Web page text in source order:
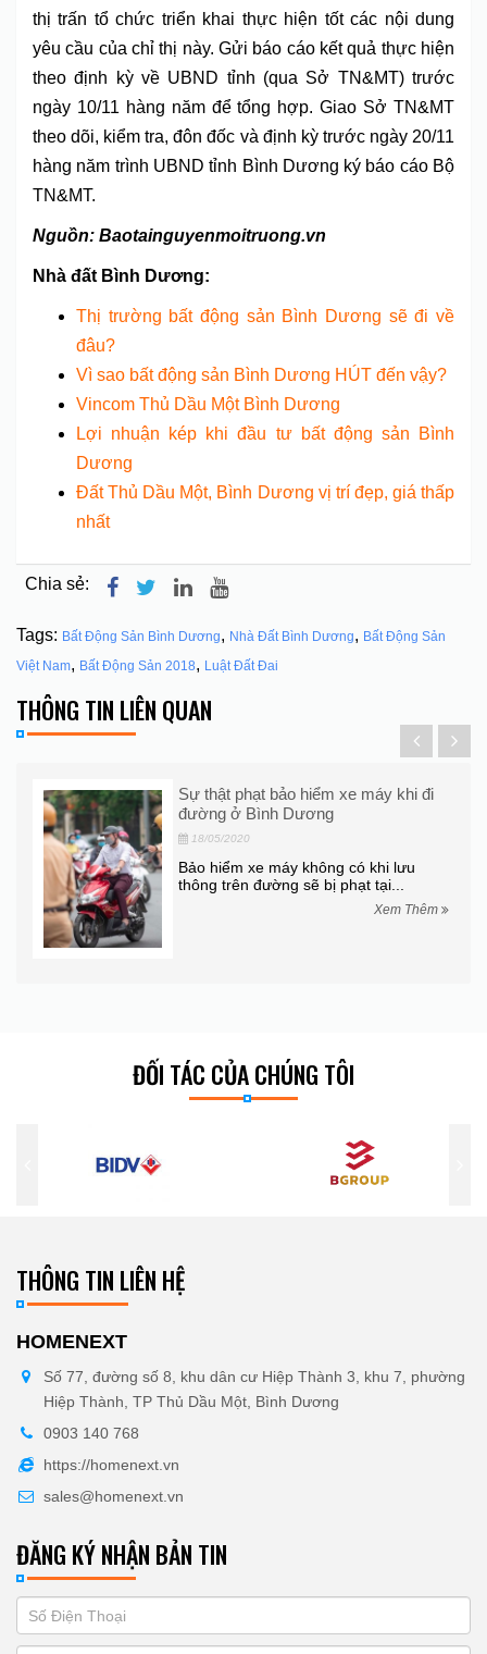
thị trấn tổ chức triển khai thực hiện tốt các nội dung
yêu cầu của chỉ thị này. Gửi báo cáo kết quả thực hiện
theo định kỳ về UBND tỉnh (qua Sở TN&MT) trước
ngày 10/11 hàng năm để tổng hợp. Giao Sở TN&MT
theo dõi, kiểm tra, đôn đốc và định kỳ trước ngày 20/11
hàng năm trình UBND tỉnh Bình Dương ký báo cáo Bộ
TN&MT.
Nguồn: Baotainguyenmoitruong.vn
Nhà đất Bình Dương:
Thị trường bất động sản Bình Dương sẽ đi về
đâu?
Vì sao bất động sản Bình Dương HÚT đến vậy?
Vincom Thủ Dầu Một Bình Dương
Lợi nhuận kép khi đầu tư bất động sản Bình
Dương
Đất Thủ Dầu Một, Bình Dương vị trí đẹp, giá thấp
nhất
Chia sẻ:
Tags: Bất Động Sản Bình Dương, Nhà Đất Bình Dương, Bất Động Sản
Việt Nam, Bất Động Sản 2018, Luật Đất Đai
THÔNG TIN LIÊN QUAN
Sự thật phạt bảo hiểm xe máy khi đi
đường ở Bình Dương
18/05/2020
Bảo hiểm xe máy không có khi lưu
thông trên đường sẽ bị phạt tại...
Xem Thêm
ĐỐI TÁC CỦA CHÚNG TÔI
THÔNG TIN LIÊN HỆ
HOMENEXT
Số 77, đường số 8, khu dân cư Hiệp Thành 3, khu 7, phường
Hiệp Thành, TP Thủ Dầu Một, Bình Dương
0903 140 768
https://homenext.vn
sales@homenext.vn
ĐĂNG KÝ NHẬN BẢN TIN
ĐĂNG
you